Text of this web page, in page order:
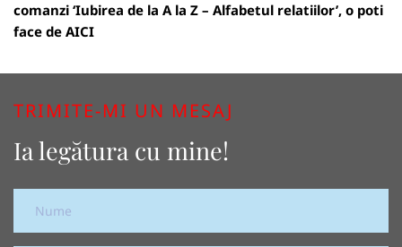
comanzi ‘Iubirea de la A la Z – Alfabetul relatiilor’, o poti
face de AICI
TRIMITE-MI UN MESAJ
Ia legătura cu mine!